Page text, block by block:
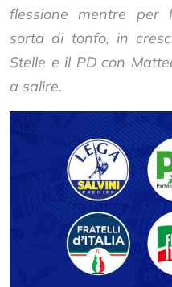
flessione mentre per
sorta di tonfo, in
Stelle e il PD con
a salire.